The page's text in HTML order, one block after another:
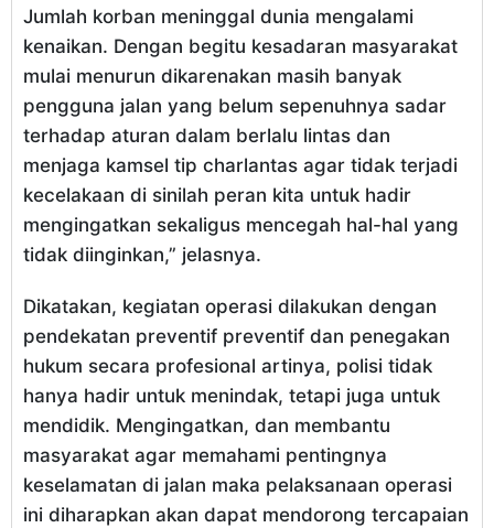
Jumlah korban meninggal dunia mengalami
kenaikan. Dengan begitu kesadaran masyarakat
mulai menurun dikarenakan masih banyak
pengguna jalan yang belum sepenuhnya sadar
terhadap aturan dalam berlalu lintas dan
menjaga kamsel tip charlantas agar tidak terjadi
kecelakaan di sinilah peran kita untuk hadir
mengingatkan sekaligus mencegah hal-hal yang
tidak diinginkan,” jelasnya.
Dikatakan, kegiatan operasi dilakukan dengan
pendekatan preventif preventif dan penegakan
hukum secara profesional artinya, polisi tidak
hanya hadir untuk menindak, tetapi juga untuk
mendidik. Mengingatkan, dan membantu
masyarakat agar memahami pentingnya
keselamatan di jalan maka pelaksanaan operasi
ini diharapkan akan dapat mendorong tercapaian